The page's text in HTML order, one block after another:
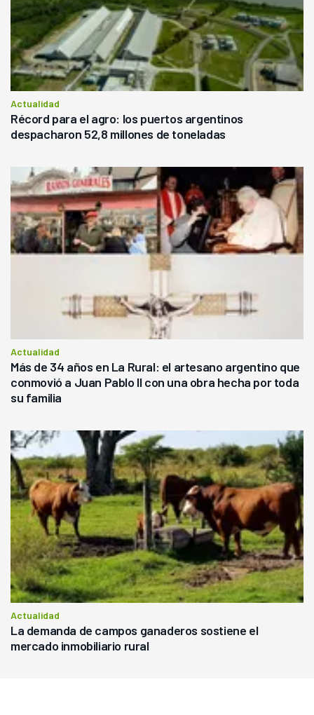
Actualidad
Récord para el agro: los puertos argentinos
despacharon 52,8 millones de toneladas
Actualidad
Más de 34 años en La Rural: el artesano argentino que
conmovió a Juan Pablo II con una obra hecha por toda
su familia
Actualidad
La demanda de campos ganaderos sostiene el
mercado inmobiliario rural